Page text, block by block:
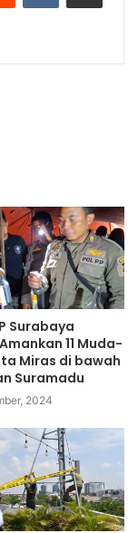
Surabaya
11 Muda-
Miras di bawah
Suramadu
2024